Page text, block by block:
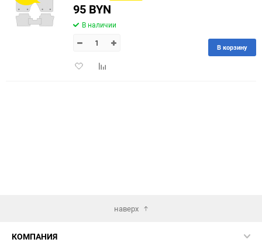
150
95 BYN
В наличии
ДобавитьДобавить
В корзину
наверх
КОМПАНИЯ